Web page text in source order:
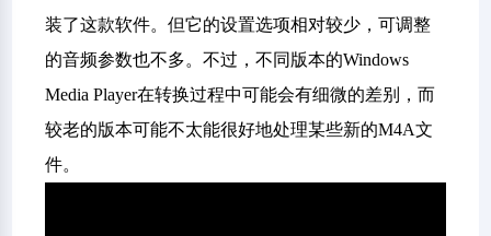
装了这款软件。但它的设置选项相对较少，可调整
的音频参数也不多。不过，不同版本的Windows
Media Player在转换过程中可能会有细微的差别，而
较老的版本可能不太能很好地处理某些新的M4A文
件。